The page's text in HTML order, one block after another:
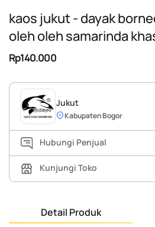
kaos jukut - dayak
oleh oleh samarinda
Rp140.000
Jukut
Kabupaten Bogor
Hubungi Penjual
Kunjungi Toko
Detail Produk